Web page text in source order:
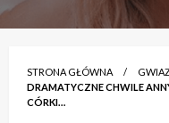
STRONA GŁÓWNA
DRAMATYCZNE CHWILE
CÓRKI…